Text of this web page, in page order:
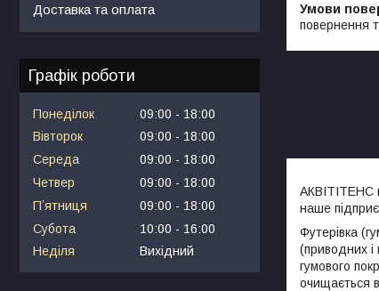
повернення
АКВІТІТЕНС
наше
Футерівка
(приводних і
гумового
очищається
Доставка та оплата
Графік роботи
Понеділок 09:00
18:00
Вівторок
09:00
18:00
Середа
09:00
18:00
Четвер
09:00
18:00
Пʼятниця
09:00
18:00
Субота
10:00
16:00
Неділя
Вихідний